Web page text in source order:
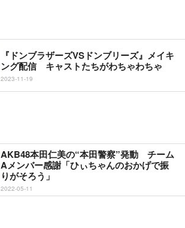
『ドンブラザーズVSドンブリーズ』メイキ
ング配信 キャストたちがわちゃわちゃ
2023-11-19
AKB48本田仁美の“本田警察”発動 チーム
Aメンバー感謝「ひぃちゃんのおかげで振
りがそろう」
2022-05-11